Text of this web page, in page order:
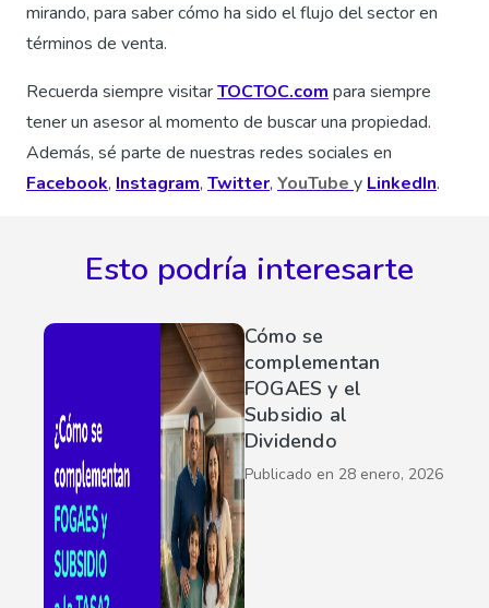
mirando, para saber cómo ha sido el flujo del sector en
términos de venta.
Recuerda siempre visitarTOCTOC.com para siempre
tener un asesor al momento de buscar una propiedad.
Además, sé parte de nuestras redes sociales en
Facebook, Instagram, Twitter, YouTube y LinkedIn.
Esto podría interesarte
Cómo se
complementan
FOGAES y el
Subsidio al
Dividendo
Publicado en 28 enero, 2026